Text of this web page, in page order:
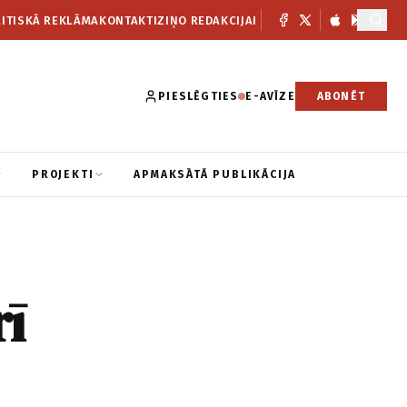
REKLĀMAKONTAKTIZIŅO REDAKCIJAI
PIESLĒGTIES E-AVĪZE ABONĒT
PROJEKTI APMAKSĀTĀ PUBLIKĀCIJA